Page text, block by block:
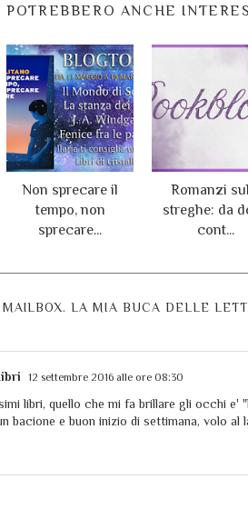
POTREBBERO ANCHE
Non sprecare il
tempo, non
sprecare...
Romanzi
streghe: da
cont...
LA MIA BUCA DELLE
12 settembre 2016 alle ore 08:30
libri, quello che mi fa brillare gli occhi e'
bacione e buon inizio di settimana, volo